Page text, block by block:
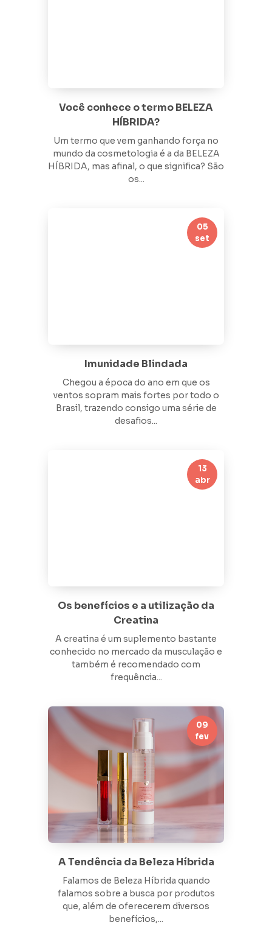
Você conhece o termo BELEZA
HÍBRIDA?
Um termo que vem ganhando força no
mundo da cosmetologia é a da BELEZA
HÍBRIDA, mas afinal, o que significa? São
os...
05
set
Imunidade Blindada
Chegou a época do ano em que os
ventos sopram mais fortes por todo o
Brasil, trazendo consigo uma série de
desafios...
13
abr
Os benefícios e a utilização da
Creatina
A creatina é um suplemento bastante
conhecido no mercado da musculação e
também é recomendado com
frequência...
09
fev
A Tendência da Beleza Híbrida
Falamos de Beleza Híbrida quando
falamos sobre a busca por produtos
que, além de oferecerem diversos
benefícios,...